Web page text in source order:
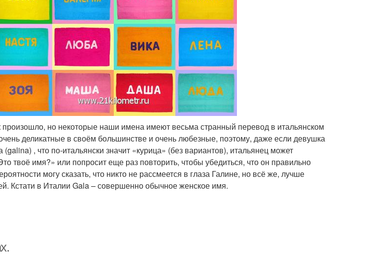
произошло, но некоторые наши имена имеют весьма странный перевод в итальянском
деликатные в своём большинстве и очень любезные, поэтому, даже если девушка
(galina) , что по-итальянски значит «курица» (без вариантов), итальянец может
твоё имя?» или попросит еще раз повторить, чтобы убедиться, что он правильно
могу сказать, что никто не рассмеется в глаза Галине, но всё же, лучше
Кстати в Италии Gala – совершенно обычное женское имя.